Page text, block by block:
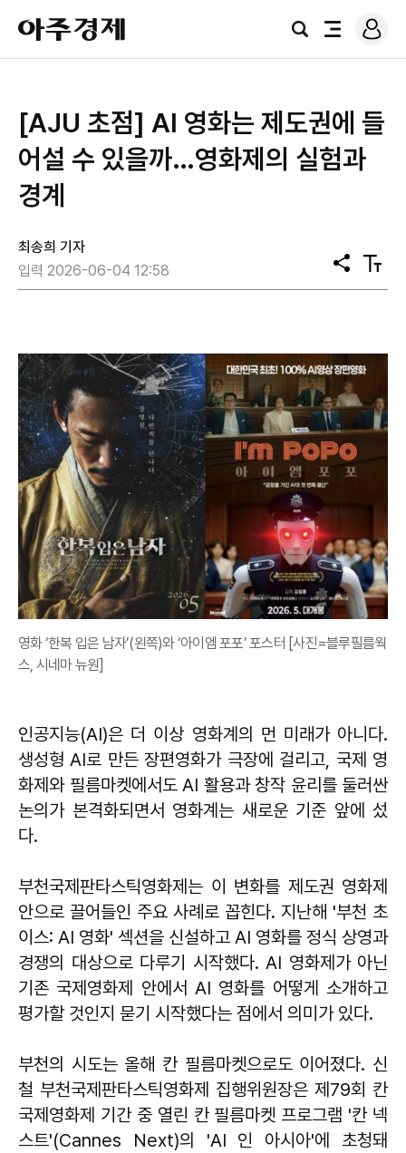
아
주
경
검
전
로
그
[AJU 초점] AI 영화는 제도권에 들
어설 수 있을까…영화제의 실험과
경계
최송희 기자
입력 2026-06-04 12:58
공
유
텍
스
영화 ‘한복 입은 남자’(왼쪽)와 ‘아이엠 포포’ 포스터 [사진=블루필름웍
스, 시네마 뉴원]
인공지능(AI)은 더 이상 영화계의 먼 미래가 아니다.
생성형 AI로 만든 장편영화가 극장에 걸리고, 국제 영
화제와 필름마켓에서도 AI 활용과 창작 윤리를 둘러싼
논의가 본격화되면서 영화계는 새로운 기준 앞에 섰
다.
부천국제판타스틱영화제는 이 변화를 제도권 영화제
안으로 끌어들인 주요 사례로 꼽힌다. 지난해 '부천 초
이스: AI 영화' 섹션을 신설하고 AI 영화를 정식 상영과
경쟁의 대상으로 다루기 시작했다. AI 영화제가 아닌
기존 국제영화제 안에서 AI 영화를 어떻게 소개하고
평가할 것인지 묻기 시작했다는 점에서 의미가 있다.
부천의 시도는 올해 칸 필름마켓으로도 이어졌다. 신
철 부천국제판타스틱영화제 집행위원장은 제79회 칸
국제영화제 기간 중 열린 칸 필름마켓 프로그램 '칸 넥
스트'(Cannes Next)의 'AI 인 아시아'에 초청돼